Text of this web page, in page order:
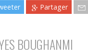
Partager
BOUGHANMI